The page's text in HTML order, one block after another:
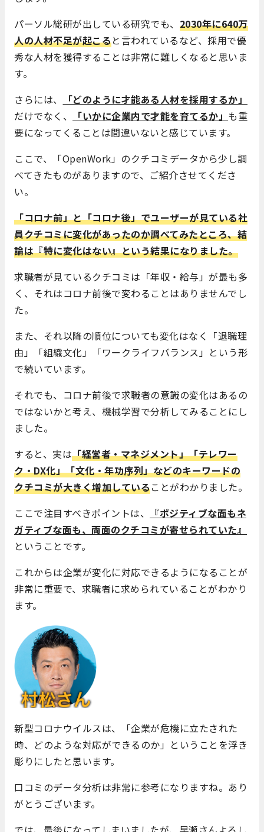
パーソル総研が出している研究でも、 2030年に640万
人の人材不足が起こると言われているなど、採用で優
秀な人材を獲得することは非常に難しくなると思いま
す。
さらには、
「どのように才能ある人材を採用するか」
だけでなく、
「いかに企業内で才能を育てるか」 も重
要になってくることは間違いないと感じています。
ここで、「OpenWork」のクチコミデータから少し調
べてきたものがありますので、ご紹介させてくださ
い。
「コロナ前」と「コロナ後」でユーザーが見ている社
員クチコミに変化があったのか調べてみたところ、結
論は『特に変化はない』という結果になりました。
求職者が見ているクチコミは「年収・給与」が最も多
く、それはコロナ前後で変わることはありませんでし
た。
また、それ以降の順位についても変化はなく「退職理
由」「組織文化」「ワークライフバランス」という形
で続いています。
それでも、コロナ前後で求職者の意識の変化はあるの
ではないかと考え、機械学習で分析してみることにし
ました。
すると、実は「経営者・マネジメント」「テレワー
ク・DX化」「文化・年功序列」などのキーワードの
クチコミが大きく増加していることがわかりました。
ここで注目すべきポイントは、
『ポジティブな面もネ
ガティブな面も、両面のクチコミが寄せられていた』
ということです。
これからは企業が変化に対応できるようになることが
非常に重要で、求職者に求められていることがわかり
ます。
新型コロナウイルスは、「企業が危機に立たされた
時、どのような対応ができるのか」ということを浮き
彫りにしたと思います。
口コミのデータ分析は非常に参考になりますね。あり
がとうございます。